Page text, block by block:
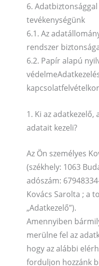
6.
tevékenységünk
6.1. Az
rendszer
6.2. Papír alapú
kapcsolatfelvételkor
1. Ki az adatkezelő,
adatait kezeli?
Az Ön személyes
(székhely: 1063
adószám:
Kovács Sarolta ; a
„Adatkezelő”).
Amennyiben
merülne fel az
hogy az alábbi
forduljon hozzánk